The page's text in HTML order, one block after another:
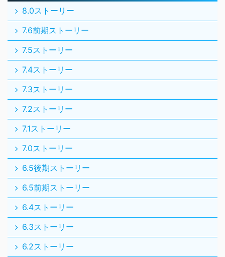
8.0ストーリー
7.6前期ストーリー
7.5ストーリー
7.4ストーリー
7.3ストーリー
7.2ストーリー
7.1ストーリー
7.0ストーリー
6.5後期ストーリー
6.5前期ストーリー
6.4ストーリー
6.3ストーリー
6.2ストーリー